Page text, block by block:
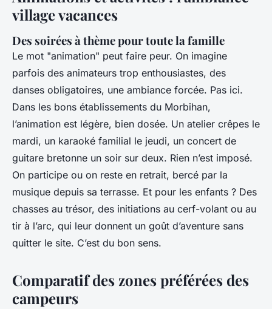
village vacances
Des soirées à thème pour toute la famille
Le mot "animation" peut faire peur. On imagine
parfois des animateurs trop enthousiastes, des
danses obligatoires, une ambiance forcée. Pas ici.
Dans les bons établissements du Morbihan,
l’animation est légère, bien dosée. Un atelier crêpes le
mardi, un karaoké familial le jeudi, un concert de
guitare bretonne un soir sur deux. Rien n’est imposé.
On participe ou on reste en retrait, bercé par la
musique depuis sa terrasse. Et pour les enfants ? Des
chasses au trésor, des initiations au cerf-volant ou au
tir à l’arc, qui leur donnent un goût d’aventure sans
quitter le site. C’est du bon sens.
Comparatif des zones préférées des
campeurs